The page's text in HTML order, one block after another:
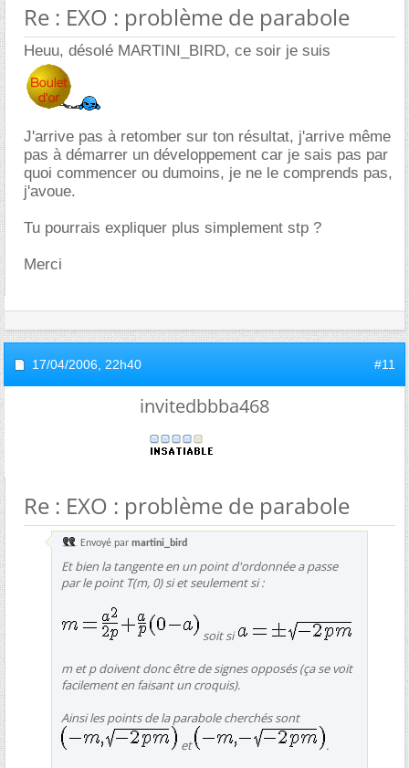
Re : EXO : problème de parabole
Heuu, désolé MARTINI_BIRD, ce soir je suis
J'arrive pas à retomber sur ton résultat, j'arrive même
pas à démarrer un développement car je sais pas par
quoi commencer ou dumoins, je ne le comprends pas,
j'avoue.
Tu pourrais expliquer plus simplement stp ?
Merci
17/04/2006, 22h40 #11
invitedbbba468
Re : EXO : problème de parabole
Envoyé par martini_bird
Et bien la tangente en un point d'ordonnée a passe
par le point T(m, 0) si et seulement si :
soit si
m et p doivent donc être de signes opposés (ça se voit
facilement en faisant un croquis).
Ainsi les points de la parabole cherchés sont
et
.